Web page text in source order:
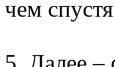
чем